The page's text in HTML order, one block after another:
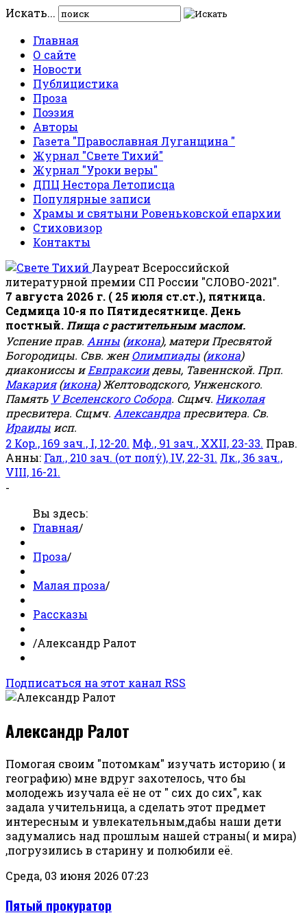
Искать...
Главная
О сайте
Новости
Публицистика
Проза
Поэзия
Авторы
Газета "Православная Луганщина "
Журнал "Свете Тихий"
Журнал "Уроки веры"
ДПЦ Нестора Летописца
Популярные записи
Храмы и святыни Ровеньковской епархии
Стиховизор
Контакты
Лауреат Всероссийской
литературной премии СП России "СЛОВО-2021".
7 августа 2026 г. ( 25 июля ст.ст.), пятница.
Седмица 10-я по Пятидесятнице. День
постный. Пища с растительным маслом.
Успение прав. Анны (икона), матери Пресвятой
Богородицы. Свв. женОлимпиады (икона)
диакониссы иЕвпраксиидевы, Тавеннской. Прп.
Макария(икона) Желтоводского, Унженского.
Память V Вселенского Собора. Сщмч. Николая
пресвитера. Сщмч. Александра пресвитера. Св.
Ираиды исп.
2 Кор., 169 зач., I, 12-20. Мф., 91 зач., XXII, 23-33. Прав.
Анны: Гал., 210 зач. (от полу́), IV, 22-31. Лк., 36 зач.,
VIII, 16-21.
-
Вы здесь:
Главная/
Проза/
Малая проза/
Рассказы
/Александр Ралот
Подписаться на этот канал RSS
Александр Ралот
Помогая своим "потомкам" изучать историю ( и
географию) мне вдруг захотелось, что бы
молодежь изучала её не от " сих до сих", как
задала учительница, а сделать этот предмет
интересным и увлекательным,дабы наши дети
задумались над прошлым нашей страны( и мира)
,погрузились в старину и полюбили её.
Среда, 03 июня 2026 07:23
Пятый прокуратор